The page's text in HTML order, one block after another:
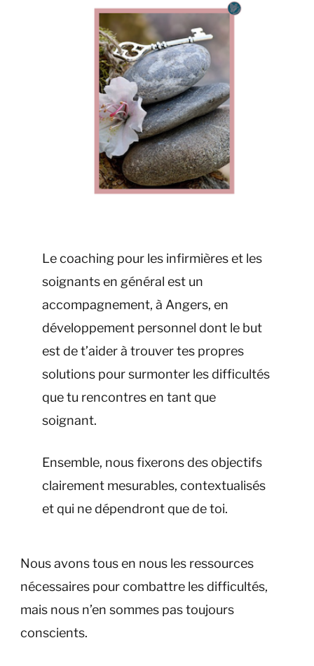
Le coaching pour les infirmières et les
soignants en général est un
accompagnement, à Angers, en
développement personnel dont le but
est de t’aider à trouver tes propres
solutions pour surmonter les difficultés
que tu rencontres en tant que
soignant.
Ensemble, nous fixerons des objectifs
clairement mesurables, contextualisés
et qui ne dépendront que de toi.
Nous avons tous en nous les ressources
nécessaires pour combattre les difficultés,
mais nous n’en sommes pas toujours
conscients.